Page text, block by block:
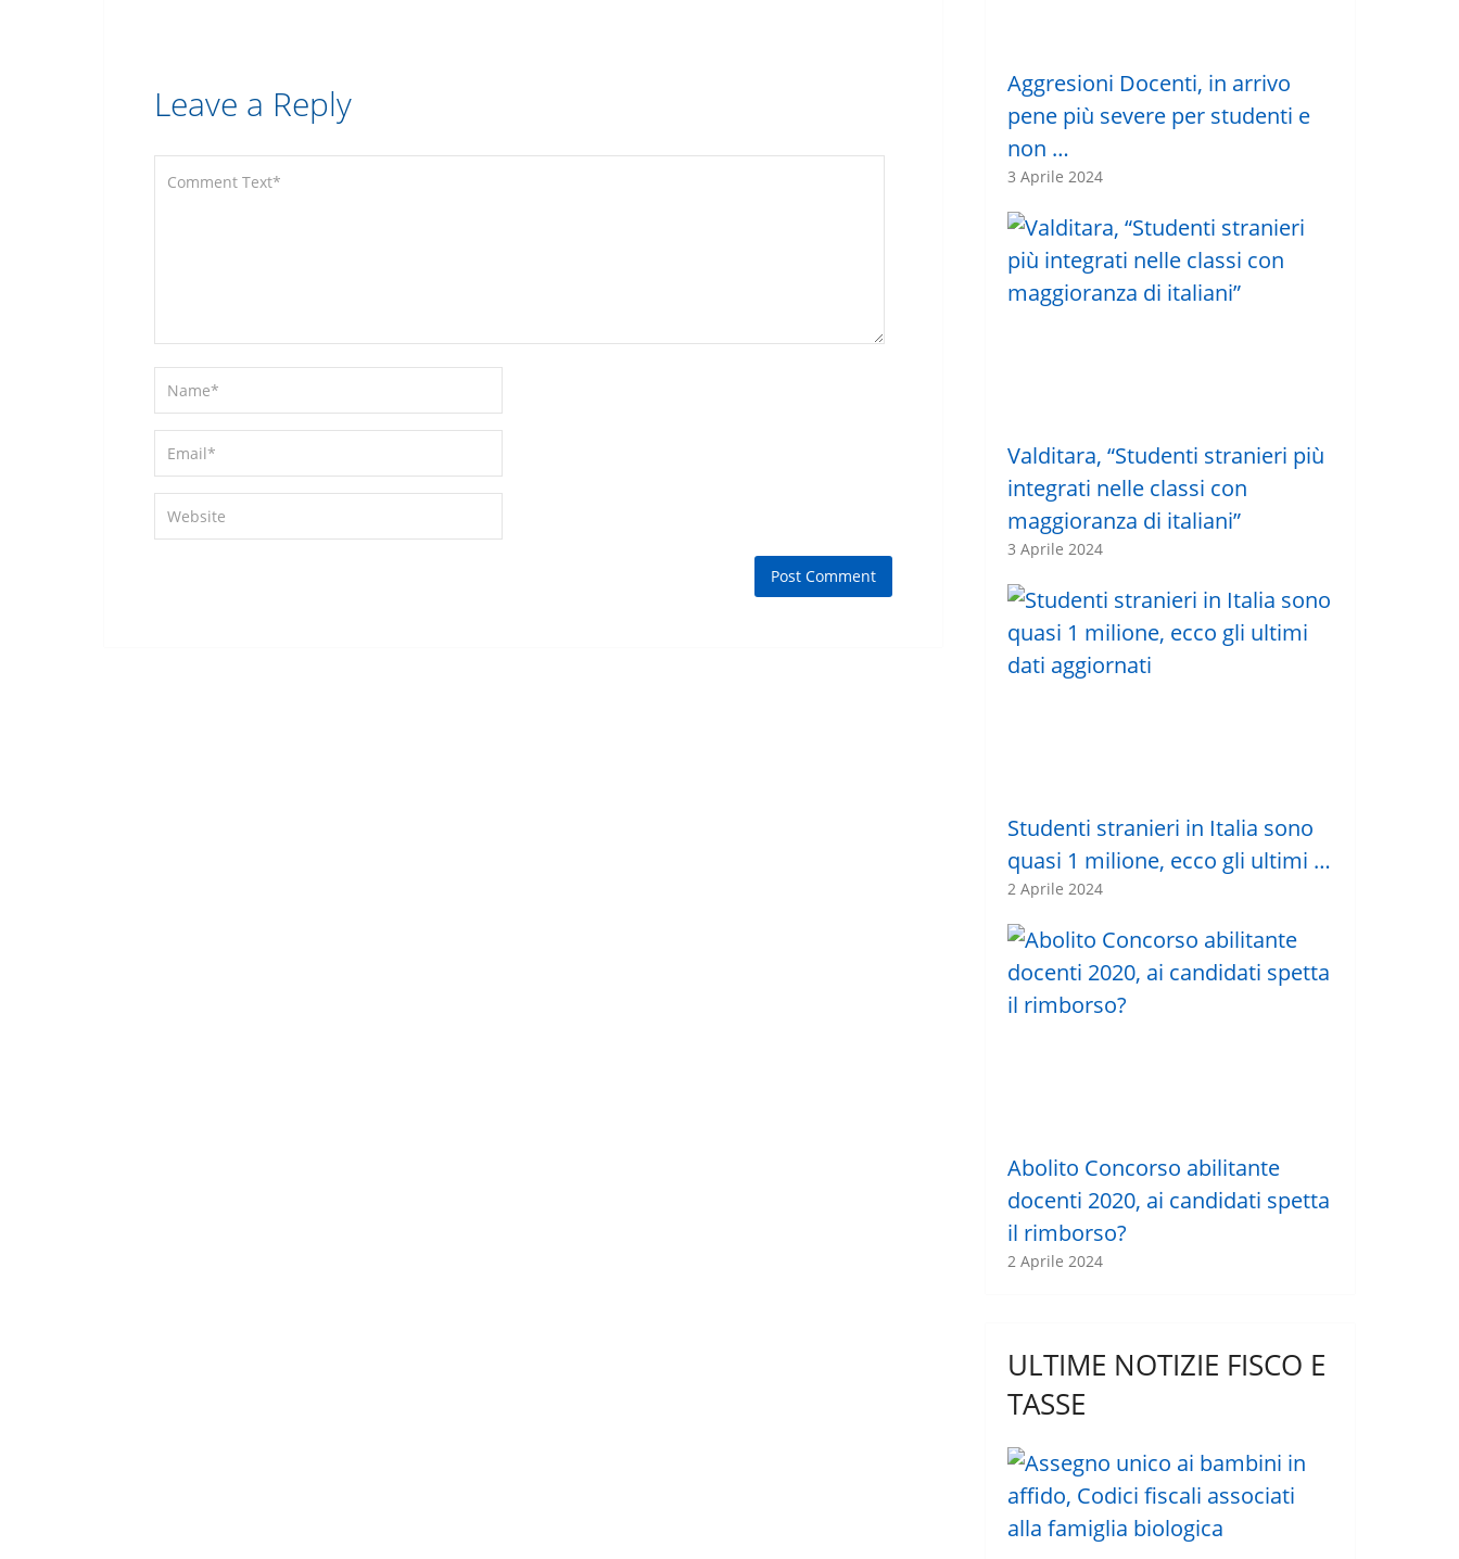
Leave a Reply
Aggresioni Docenti, in arrivo
pene più severe per studenti e
non …
3 Aprile 2024
Valditara, “Studenti stranieri più
integrati nelle classi con
maggioranza di italiani”
3 Aprile 2024
Studenti stranieri in Italia sono
quasi 1 milione, ecco gli ultimi …
2 Aprile 2024
Abolito Concorso abilitante
docenti 2020, ai candidati spetta
il rimborso?
2 Aprile 2024
ULTIME NOTIZIE FISCO E
TASSE